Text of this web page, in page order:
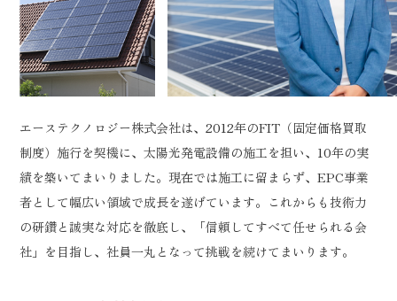
エーステクノロジー株式会社は、2012年のFIT（固定価格買取
制度）施行を契機に、太陽光発電設備の施工を担い、10年の実
績を築いてまいりました。現在では施工に留まらず、EPC事業
者として幅広い領域で成長を遂げています。これからも技術力
の研鑽と誠実な対応を徹底し、「信頼してすべて任せられる会
社」を目指し、社員一丸となって挑戦を続けてまいります。